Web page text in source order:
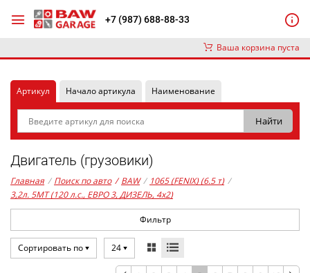
+7 (987) 688-88-33
Ваша корзина пуста
Артикул Начало артикула Наименование
Двигатель (грузовики)
Главная / Поиск по авто / BAW / 1065 (FENIX) (6.5 т) /
3,2л. 5MT (120 л.с., ЕВРО 3, ДИЗЕЛЬ, 4x2)
Фильтр
Сортировать по 24